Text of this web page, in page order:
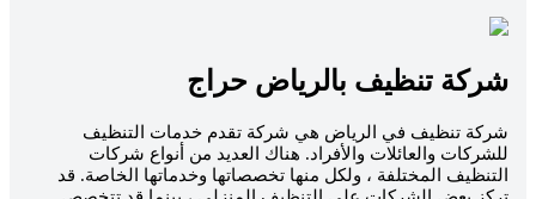
شركة تنظيف بالرياض حراج
شركة تنظيف في الرياض هي شركة تقدم خدمات التنظيف
للشركات والعائلات والأفراد. هناك العديد من أنواع شركات
التنظيف المختلفة ، ولكل منها تخصصاتها وخدماتها الخاصة. قد